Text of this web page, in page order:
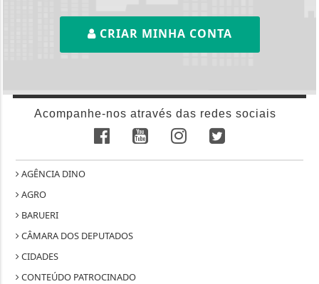
CRIAR MINHA CONTA
Acompanhe-nos através das redes sociais
AGÊNCIA DINO
AGRO
BARUERI
CÂMARA DOS DEPUTADOS
CIDADES
CONTEÚDO PATROCINADO